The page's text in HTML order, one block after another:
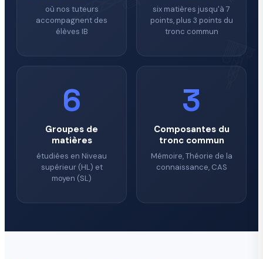
où nos tuteurs
accompagnent des
élèves IB
six matières jusqu'à 7
points, plus 3 points du
tronc commun
6
Groupes de
matières
étudiées en Niveau
supérieur (HL) et
moyen (SL)
3
Composantes du
tronc commun
Mémoire, Théorie de la
connaissance, CAS